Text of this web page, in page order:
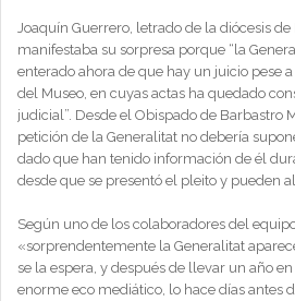
Joaquín Guerrero, letrado de la diócesis de
manifestaba su sorpresa porque “la
enterado ahora de que hay un juicio pese
del Museo, en cuyas actas ha quedado
judicial”. Desde el Obispado de Barbastro
petición de la Generalitat no debería
dado que han tenido información de él
desde que se presentó el pleito y pueden
Según uno de los colaboradores del
«sorprendentemente la Generalitat
se la espera, y después de llevar un año
enorme eco mediático, lo hace días antes